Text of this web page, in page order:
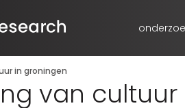
in groningen
van cultuur